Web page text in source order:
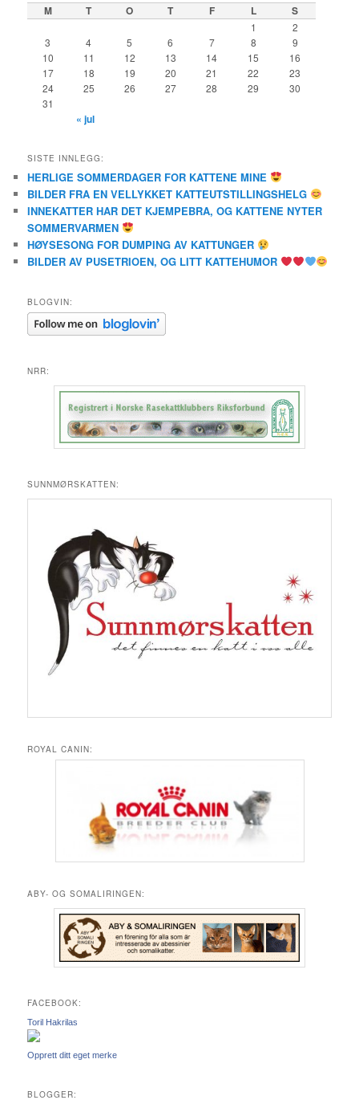
M T O T F L S
1
2
3
4 5 6 7 8
9
10
11 12 13 14 15
16
17
18 19 20 21 22
23
24
25 26 27 28 29
30
31
« jul
SISTE INNLEGG:
HERLIGE SOMMERDAGER FOR KATTENE MINE
BILDER FRA EN VELLYKKET KATTEUTSTILLINGSHELG
INNEKATTER HAR DET KJEMPEBRA, OG KATTENE NYTER
SOMMERVARMEN
HØYSESONG FOR DUMPING AV KATTUNGER
BILDER AV PUSETRIOEN, OG LITT KATTEHUMOR
BLOGVIN:
NRR:
SUNNMØRSKATTEN:
ROYAL CANIN:
ABY- OG SOMALIRINGEN:
FACEBOOK:
Toril Hakrilas
Opprett ditt eget merke
BLOGGER: